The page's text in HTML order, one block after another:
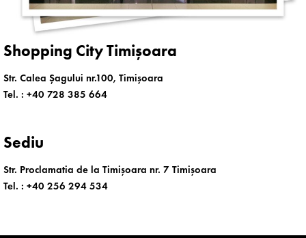
Shopping City Timișoara
Str. Calea Șagului nr.100, Timișoara
Tel. : +40 728 385 664
Sediu
Str. Proclamatia de la Timișoara nr. 7 Timișoara
Tel. : +40 256 294 534